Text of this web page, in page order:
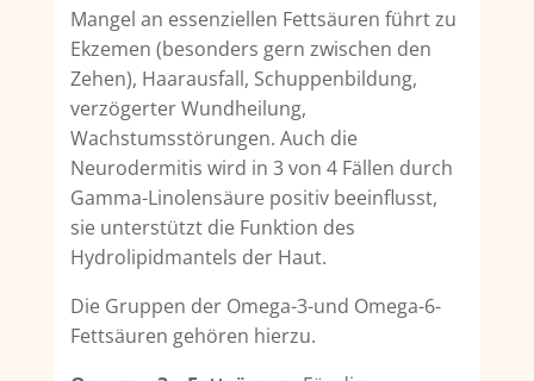
Mangel an essenziellen Fettsäuren führt zu
Ekzemen (besonders gern zwischen den
Zehen), Haarausfall, Schuppenbildung,
verzögerter Wundheilung,
Wachstumsstörungen. Auch die
Neurodermitis wird in 3 von 4 Fällen durch
Gamma-Linolensäure positiv beeinflusst,
sie unterstützt die Funktion des
Hydrolipidmantels der Haut.
Die Gruppen der Omega-3-und Omega-6-
Fettsäuren gehören hierzu.